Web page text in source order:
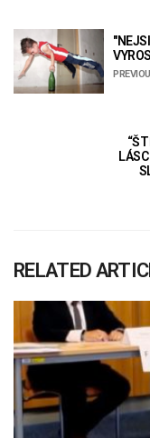
RELATED